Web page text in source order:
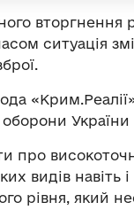
вторгнення
ситуація
про
видів навіть
рівня, який